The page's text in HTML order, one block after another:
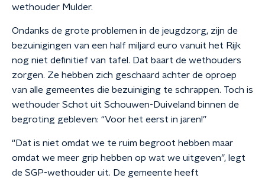
wethouder Mulder.
Ondanks de grote problemen in de jeugdzorg, zijn de
bezuinigingen van een half miljard euro vanuit het Rijk
nog niet definitief van tafel. Dat baart de wethouders
zorgen. Ze hebben zich geschaard achter de oproep
van alle gemeentes die bezuiniging te schrappen. Toch is
wethouder Schot uit Schouwen-Duiveland binnen de
begroting gebleven: “Voor het eerst in jaren!”
“Dat is niet omdat we te ruim begroot hebben maar
omdat we meer grip hebben op wat we uitgeven”, legt
de SGP-wethouder uit. De gemeente heeft